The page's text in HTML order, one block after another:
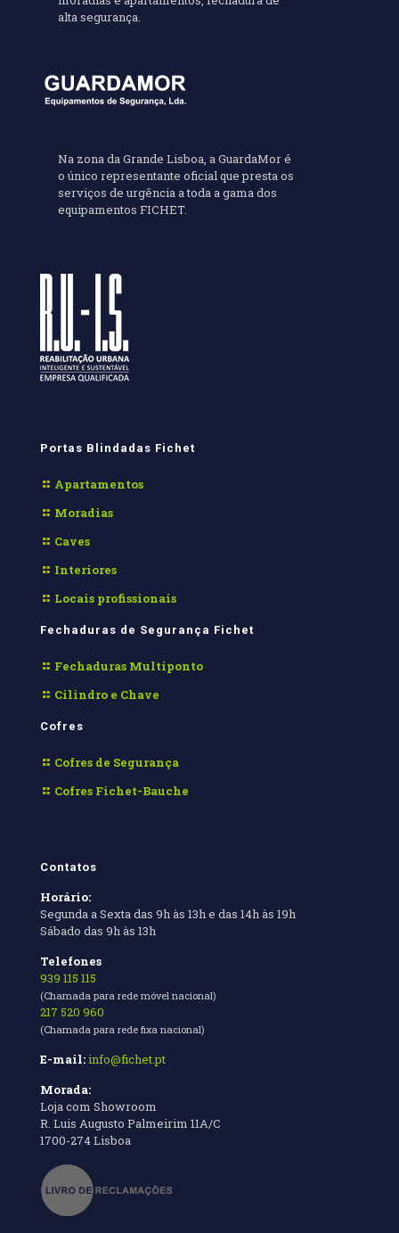
alta segurança.
Na zona da Grande Lisboa, a GuardaMor é
o único representante oficial que presta os
serviços de urgência a toda a gama dos
equipamentos FICHET.
Portas Blindadas Fichet
Apartamentos
Moradias
Caves
Interiores
Locais profissionais
Fechaduras de Segurança Fichet
Fechaduras Multiponto
Cilindro e Chave
Cofres
Cofres de Segurança
Cofres Fichet-Bauche
Contatos
Horário:
Segunda a Sexta das 9h às 13h e das 14h às 19h
Sábado das 9h às 13h
Telefones
939 115 115
(Chamada para rede móvel nacional)
217 520 960
(Chamada para rede fixa nacional)
E-mail:info@fichet.pt
Morada:
Loja com Showroom
R. Luis Augusto Palmeirim 11A/C
1700-274 Lisboa